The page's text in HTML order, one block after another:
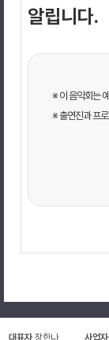
알립니다.
※ 이 음악회는
※ 출연진과 프
대표자장한나 사업